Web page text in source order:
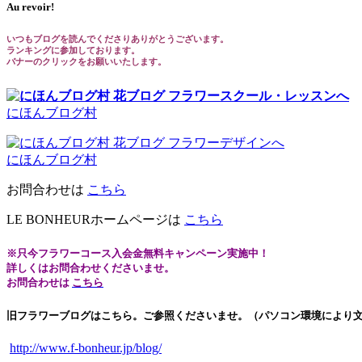
Au revoir!
いつもブログを読んでくださりありがとうございます。
ランキングに参加しております。
バナーのクリックをお願いいたします。
にほんブログ村
にほんブログ村
お問合わせは こちら
LE BONHEURホームページは こちら
※只今フラワーコース入会金無料キャンペーン実施中！
詳しくはお問合わせくださいませ。
お問合わせは こちら
旧フラワーブログはこちら。ご参照くださいませ。（パソコン環境により
http://www.f-bonheur.jp/blog/